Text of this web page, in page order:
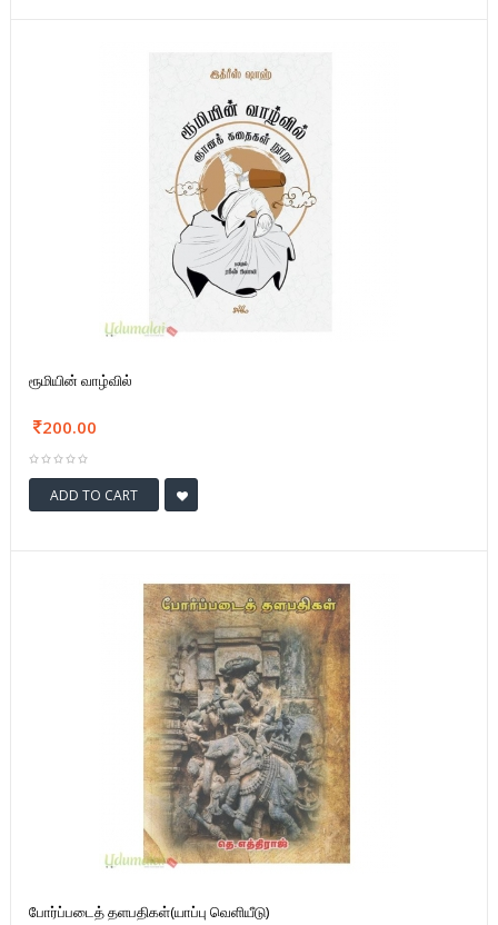
ரூமியின் வாழ்வில்
200.00
ADD TO CART
போர்ப்படைத் தளபதிகள்(யாப்பு வெளியீடு)